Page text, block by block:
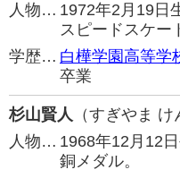
人物… 1972年2月19日
スピードスケー
学歴… 白樺学園高等学
卒業
杉山賢人 （すぎやま け
人物… 1968年12月12
銅メダル。